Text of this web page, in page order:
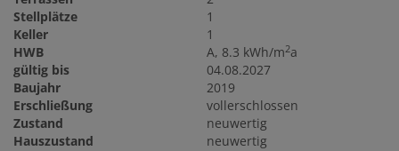
Stellplätze
1
Keller
1
HWB
A, 8.3 kWh/m2a
gültig bis
04.08.2027
Baujahr
2019
Erschließung
vollerschlossen
Zustand
neuwertig
Hauszustand
neuwertig